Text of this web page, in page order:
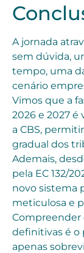
A jornada
sem dúvida,
tempo, uma
cenário
Vimos que a
2026 e 2027 é
a CBS,
gradual dos
Ademais,
pela EC 132/
novo sistema
meticulosa e
Compreender
definitivas é o
apenas